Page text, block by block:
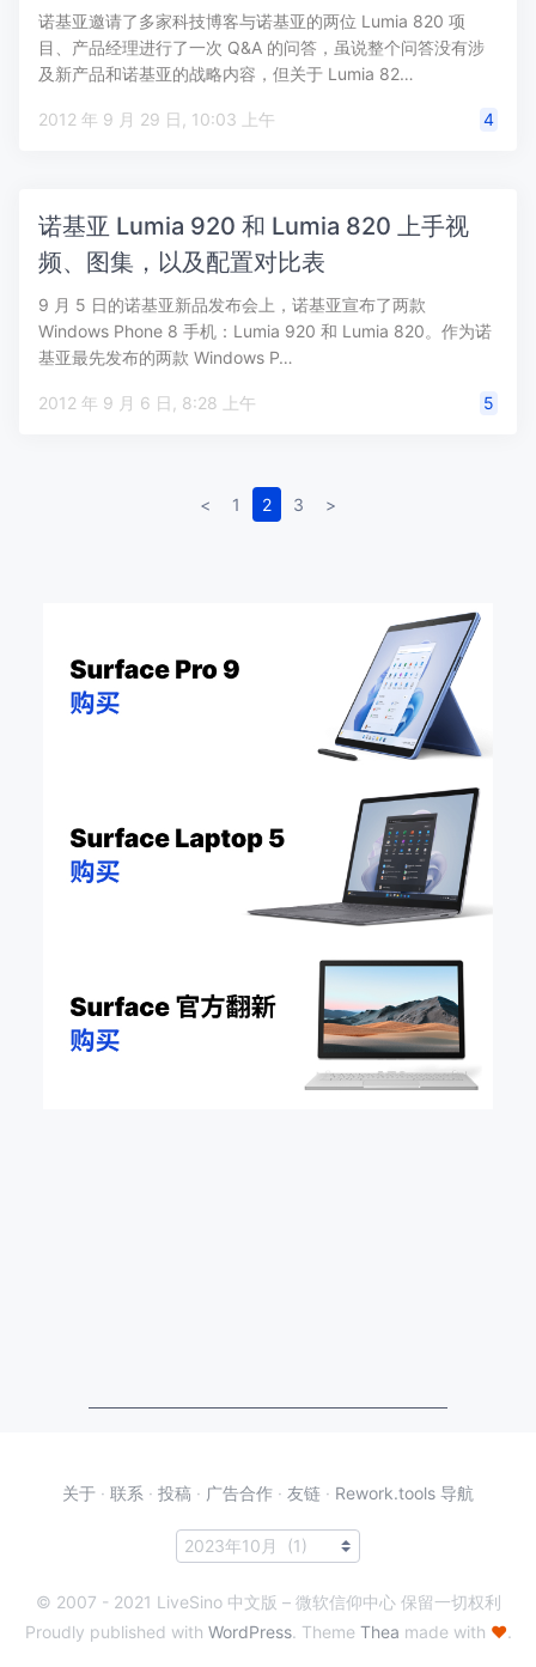
诺基亚邀请了多家科技博客与诺基亚的两位 Lumia 820 项
目、产品经理进行了一次 Q&A 的问答，虽说整个问答没有涉
及新产品和诺基亚的战略内容，但关于 Lumia 82…
2012 年 9 月 29 日, 10:03 上午 4
诺基亚 Lumia 920 和 Lumia 820 上手视
频、图集，以及配置对比表
9 月 5 日的诺基亚新品发布会上，诺基亚宣布了两款
Windows Phone 8 手机：Lumia 920 和 Lumia 820。作为诺
基亚最先发布的两款 Windows P…
2012 年 9 月 6 日, 8:28 上午 5
< 1 2 3 >
关于 · 联系 · 投稿 · 广告合作 · 友链 · Rework.tools 导航
© 2007 - 2021 LiveSino 中文版 – 微软信仰中心 保留一切权利
Proudly published with WordPress. Theme Thea made with ♥.